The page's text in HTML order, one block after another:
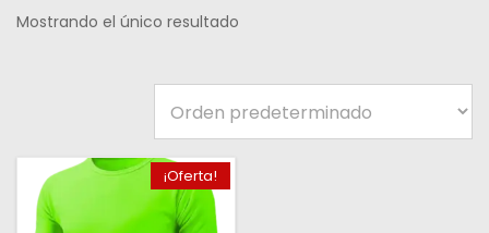
Mostrando el único resultado
¡Oferta!